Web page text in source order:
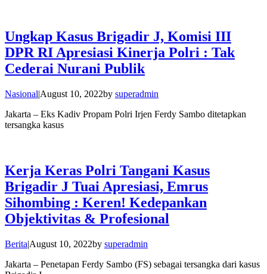
Ungkap Kasus Brigadir J, Komisi III
DPR RI Apresiasi Kinerja Polri : Tak
Cederai Nurani Publik
Nasional|August 10, 2022by superadmin
Jakarta – Eks Kadiv Propam Polri Irjen Ferdy Sambo ditetapkan
tersangka kasus
Kerja Keras Polri Tangani Kasus
Brigadir J Tuai Apresiasi, Emrus
Sihombing : Keren! Kedepankan
Objektivitas & Profesional
Berita|August 10, 2022by superadmin
Jakarta – Penetapan Ferdy Sambo (FS) sebagai tersangka dari kasus